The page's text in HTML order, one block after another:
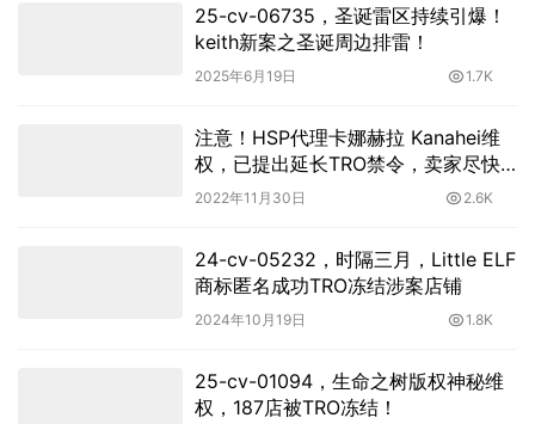
25-cv-06735，圣诞雷区持续引爆！
keith新案之圣诞周边排雷！
2025年6月19日 1.7K
注意！HSP代理卡娜赫拉 Kanahei维
权，已提出延长TRO禁令，卖家尽快
下架提现！
2022年11月30日 2.6K
24-cv-05232，时隔三月，Little ELF
商标匿名成功TRO冻结涉案店铺
2024年10月19日 1.8K
25-cv-01094，生命之树版权神秘维
权，187店被TRO冻结！